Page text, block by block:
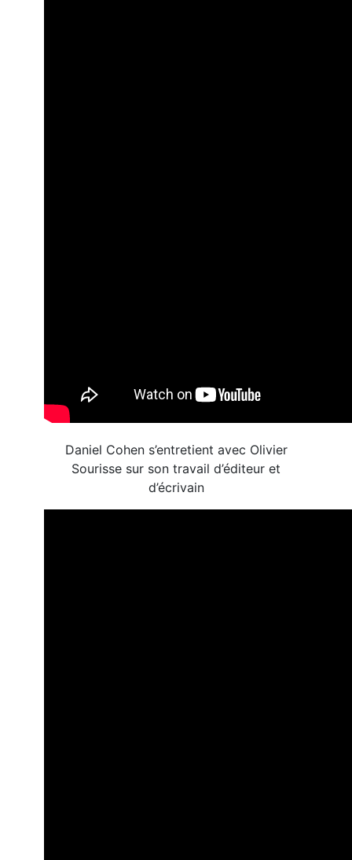
Daniel Cohen s’entretient avec Olivier
Sourisse sur son travail d’éditeur et
d’écrivain